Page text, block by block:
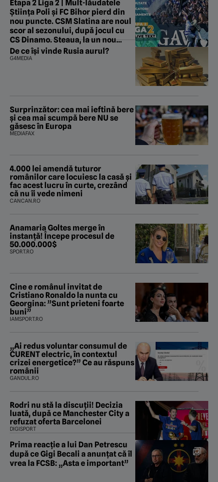
Etapa 2 Liga 2 | Mult-lăudatele
Știința Poli și FC Bihor pierd din
nou puncte. CSM Slatina are noul
scor al sezonului, după jocul cu
CS Dinamo. Steaua, la un nou
rezultat rușinos în Ghencea
De ce își vinde Rusia aurul?
G4MEDIA
Surprinzător: cea mai ieftină bere
și cea mai scumpă bere NU se
găsesc în Europa
MEDIAFAX
4.000 lei amendă tuturor
românilor care locuiesc la casă și
fac acest lucru în curte, crezând
că nu îi vede nimeni
CANCAN.RO
Anamaria Goltes merge în
instanță! Începe procesul de
50.000.000$
SPORT.RO
Cine e românul invitat de
Cristiano Ronaldo la nunta cu
Georgina: ”Sunt prieteni foarte
buni”
IAMSPORT.RO
„Ai redus voluntar consumul de
CURENT electric, în contextul
crizei energetice?” Ce au răspuns
românii
GANDUL.RO
Rodri nu stă la discuții! Decizia
luată, după ce Manchester City a
refuzat oferta Barcelonei
DIGISPORT
Prima reacție a lui Dan Petrescu
după ce Gigi Becali a anunțat că îl
vrea la FCSB: „Asta e important”